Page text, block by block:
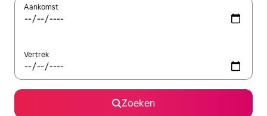
Aankomst
Vertrek
Zoeken